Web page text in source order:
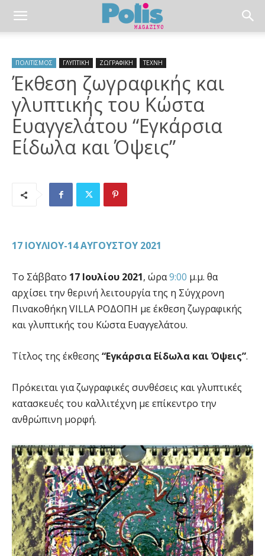
ΠΟΛΙΤΙΣΜΟΣ ΓΛΥΠΤΙΚΗ ΖΩΓΡΑΦΙΚΗ ΤΕΧΝΗ
Έκθεση ζωγραφικής και
γλυπτικής του Κώστα
Ευαγγελάτου “Εγκάρσια
Είδωλα και Όψεις”
17 ΙΟΥΛΙΟΥ-14 ΑΥΓΟΥΣΤΟΥ 2021
Το Σάββατο 17 Ιουλίου 2021, ώρα9:00 μ.μ. θα
αρχίσει την θερινή λειτουργία της η Σύγχρονη
Πινακοθήκη VILLA ΡΟΔΟΠΗ με έκθεση ζωγραφικής
και γλυπτικής του Κώστα Ευαγγελάτου.
Τίτλος της έκθεσης “Εγκάρσια Είδωλα και Όψεις”.
Πρόκειται για ζωγραφικές συνθέσεις και γλυπτικές
κατασκευές του καλλιτέχνη με επίκεντρο την
ανθρώπινη μορφή.